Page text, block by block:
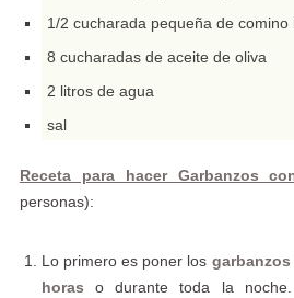
1/2 cucharada pequeña de comino
8 cucharadas de aceite de oliva
2 litros de agua
sal
Receta para hacer Garbanzos
personas):
Lo primero es poner los
horas o durante toda la